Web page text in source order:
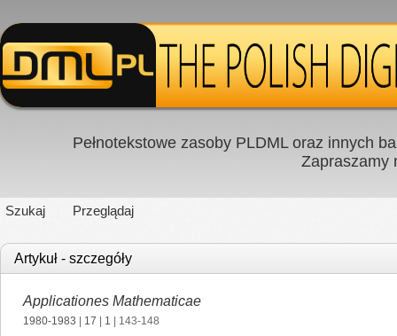
Pełnotekstowe zasoby PLDML oraz innych
Zapraszamy
Szukaj Przeglądaj
Artykuł - szczegóły
Applicationes Mathematicae
1980-1983 17 1 | 143-148